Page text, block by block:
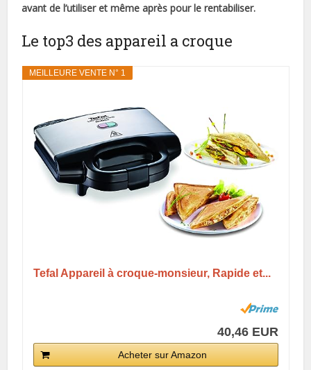
avant de l’utiliser et même après pour le rentabiliser.
Le top3 des appareil a croque
MEILLEURE VENTE N° 1
Tefal Appareil à croque-monsieur, Rapide et...
40,46 EUR
Acheter sur Amazon